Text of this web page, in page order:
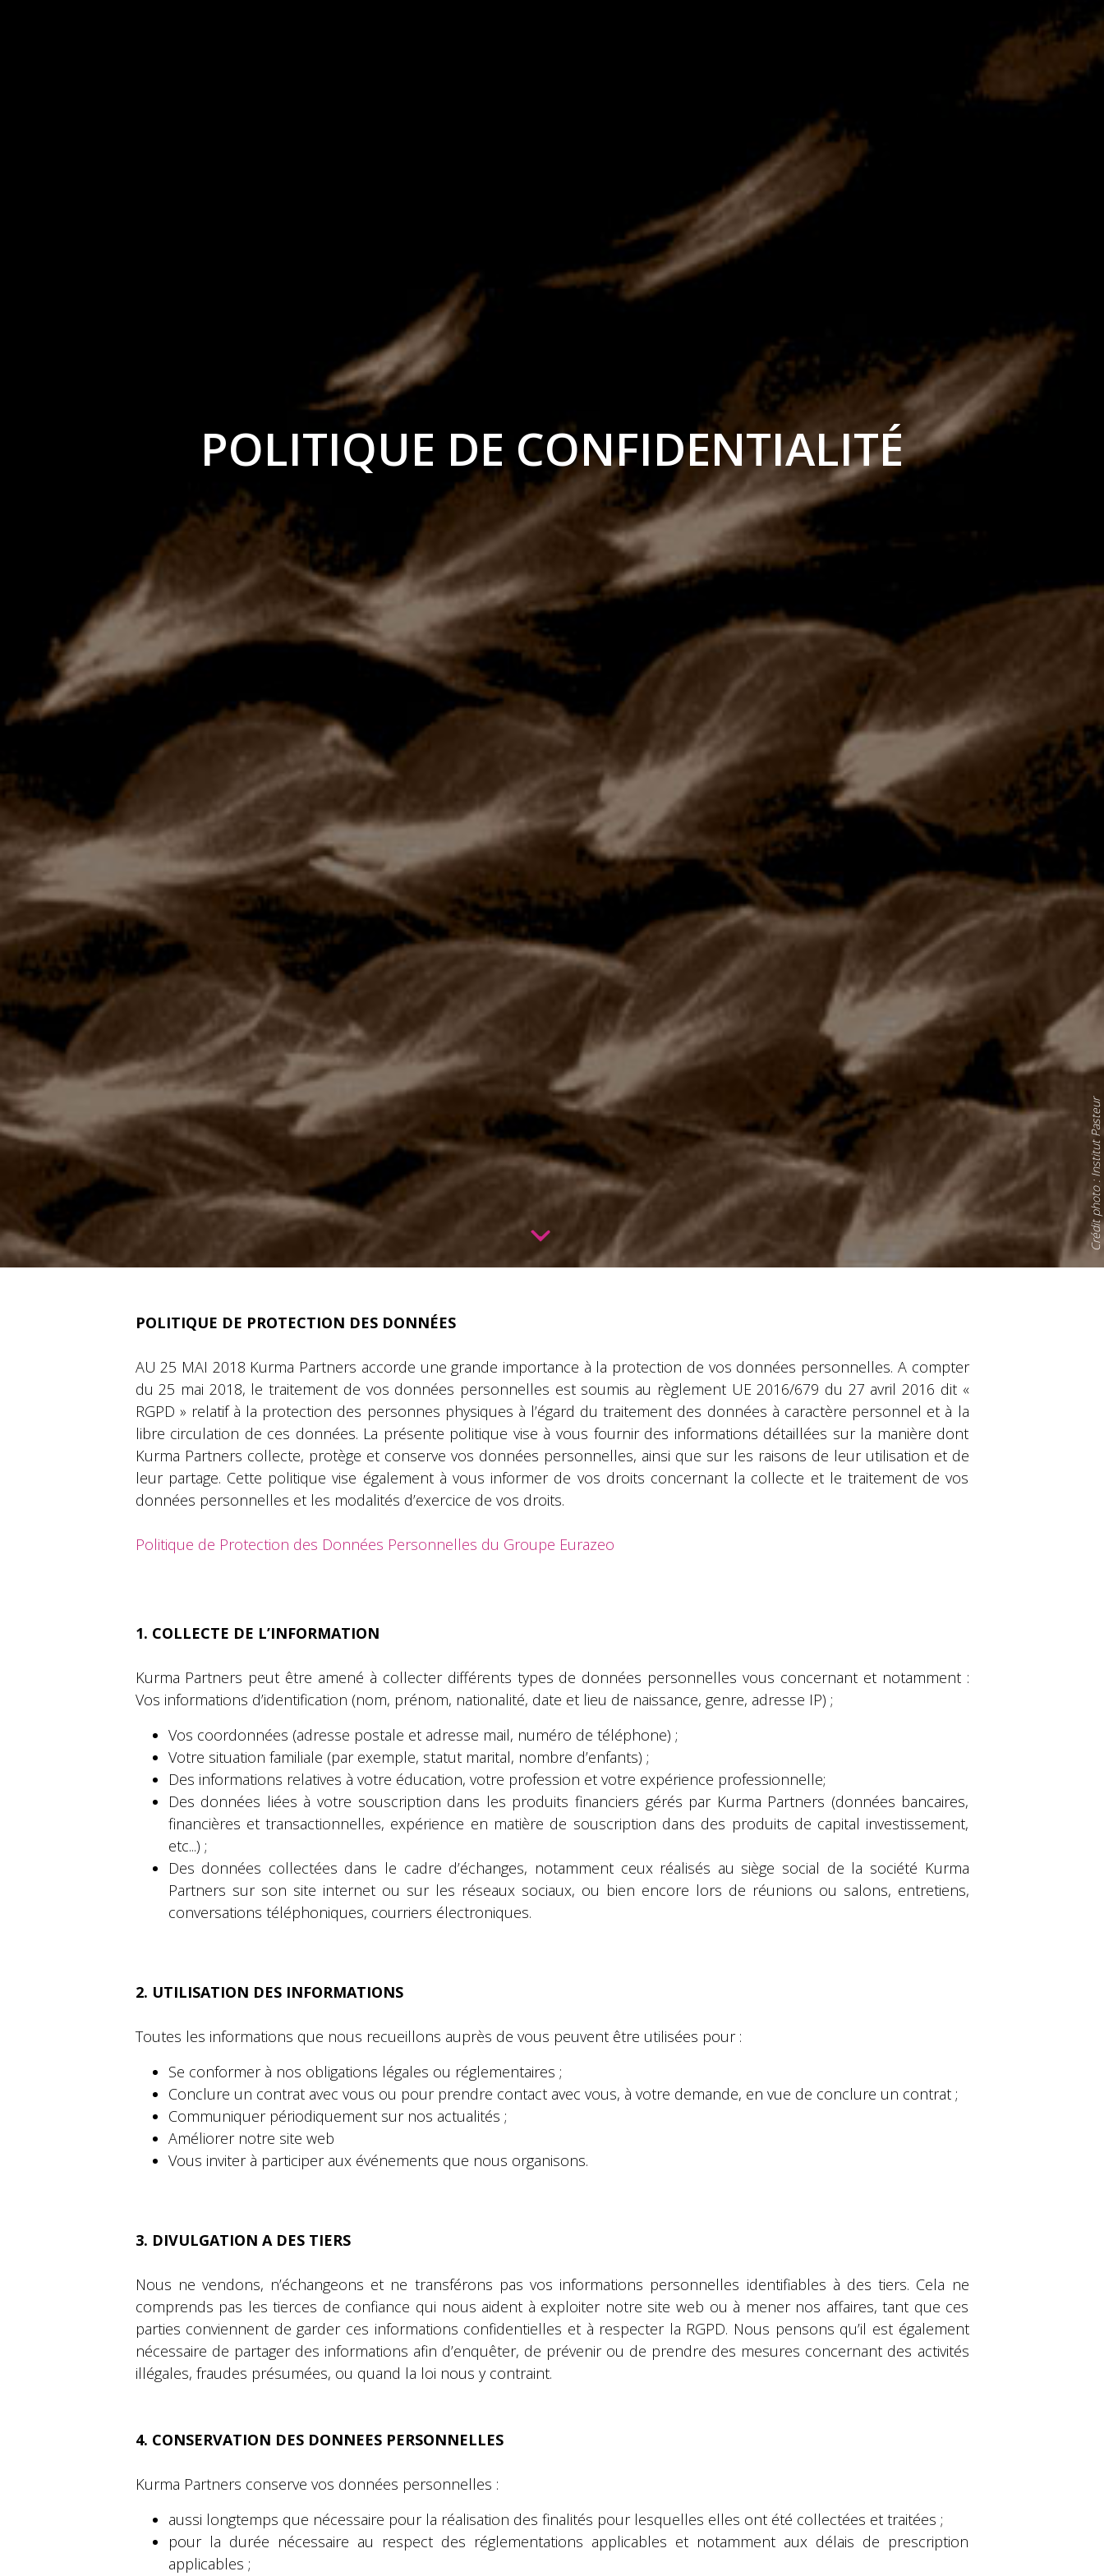
POLITIQUE DE CONFIDENTIALITÉ
Crédit photo : Institut Pasteur
POLITIQUE DE PROTECTION DES DONNÉES
AU 25 MAI 2018 Kurma Partners accorde une grande importance à la protection de vos données personnelles. A compter
du 25 mai 2018, le traitement de vos données personnelles est soumis au règlement UE 2016/679 du 27 avril 2016 dit «
RGPD » relatif à la protection des personnes physiques à l’égard du traitement des données à caractère personnel et à la
libre circulation de ces données. La présente politique vise à vous fournir des informations détaillées sur la manière dont
Kurma Partners collecte, protège et conserve vos données personnelles, ainsi que sur les raisons de leur utilisation et de
leur partage. Cette politique vise également à vous informer de vos droits concernant la collecte et le traitement de vos
données personnelles et les modalités d’exercice de vos droits.
Politique de Protection des Données Personnelles du Groupe Eurazeo
1. COLLECTE DE L’INFORMATION
Kurma Partners peut être amené à collecter différents types de données personnelles vous concernant et notamment :
Vos informations d’identification (nom, prénom, nationalité, date et lieu de naissance, genre, adresse IP) ;
Vos coordonnées (adresse postale et adresse mail, numéro de téléphone) ;
Votre situation familiale (par exemple, statut marital, nombre d’enfants) ;
Des informations relatives à votre éducation, votre profession et votre expérience professionnelle;
Des données liées à votre souscription dans les produits financiers gérés par Kurma Partners (données bancaires,
financières et transactionnelles, expérience en matière de souscription dans des produits de capital investissement,
etc...) ;
Des données collectées dans le cadre d’échanges, notamment ceux réalisés au siège social de la société Kurma
Partners sur son site internet ou sur les réseaux sociaux, ou bien encore lors de réunions ou salons, entretiens,
conversations téléphoniques, courriers électroniques.
2. UTILISATION DES INFORMATIONS
Toutes les informations que nous recueillons auprès de vous peuvent être utilisées pour :
Se conformer à nos obligations légales ou réglementaires ;
Conclure un contrat avec vous ou pour prendre contact avec vous, à votre demande, en vue de conclure un contrat ;
Communiquer périodiquement sur nos actualités ;
Améliorer notre site web
Vous inviter à participer aux événements que nous organisons.
3. DIVULGATION A DES TIERS
Nous ne vendons, n’échangeons et ne transférons pas vos informations personnelles identifiables à des tiers. Cela ne
comprends pas les tierces de confiance qui nous aident à exploiter notre site web ou à mener nos affaires, tant que ces
parties conviennent de garder ces informations confidentielles et à respecter la RGPD. Nous pensons qu’il est également
nécessaire de partager des informations afin d’enquêter, de prévenir ou de prendre des mesures concernant des activités
illégales, fraudes présumées, ou quand la loi nous y contraint.
4. CONSERVATION DES DONNEES PERSONNELLES
Kurma Partners conserve vos données personnelles :
aussi longtemps que nécessaire pour la réalisation des finalités pour lesquelles elles ont été collectées et traitées ;
pour la durée nécessaire au respect des réglementations applicables et notamment aux délais de prescription
applicables ;